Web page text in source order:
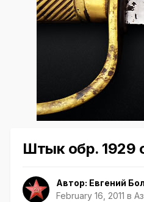
Штык обр. 1929
Автор: Евгений
February 16, 2011 в